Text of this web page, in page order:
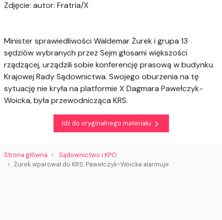
Zdjęcie: autor: Fratria/X
Minister sprawiedliwości Waldemar Żurek i grupa 13
sędziów wybranych przez Sejm głosami większości
rządzącej, urządzili sobie konferencję prasową w budynku
Krajowej Rady Sądownictwa. Swojego oburzenia na tę
sytuację nie kryła na platformie X Dagmara Pawełczyk-
Woicka, była przewodnicząca KRS.
Idź do oryginalnego materiału
Strona główna
Sądownictwo i KPO
Żurek wparował do KRS. Pawełczyk-Woicka alarmuje